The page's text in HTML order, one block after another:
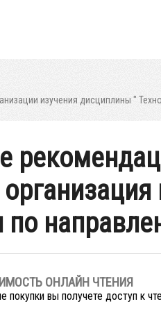
изучения дисциплины "
ОНЛАЙН ЧТЕНИЯ
покупки вы получете доступ к